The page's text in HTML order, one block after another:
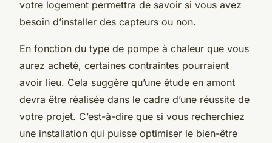
votre logement permettra de savoir si vous avez
besoin d’installer des capteurs ou non.
En fonction du type de pompe à chaleur que vous
aurez acheté, certaines contraintes pourraient
avoir lieu. Cela suggère qu’une étude en amont
devra être réalisée dans le cadre d’une réussite de
votre projet. C’est-à-dire que si vous recherchiez
une installation qui puisse optimiser le bien-être